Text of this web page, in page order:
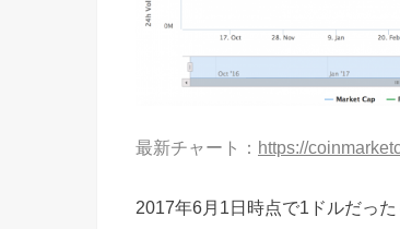
最新チャート： https://
2017年6月1日時点で1ドルだっ